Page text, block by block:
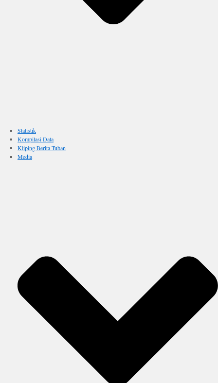
Statistik
Kompilasi Data
Kliping Berita Tuban
Media